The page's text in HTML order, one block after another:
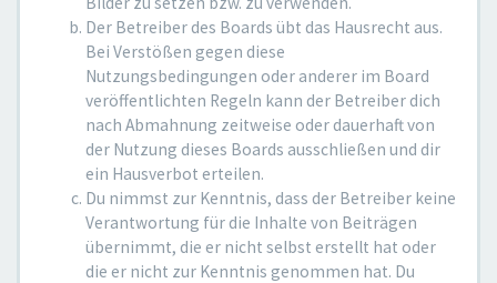
Der Betreiber des Boards übt das Hausrecht aus.
Bei Verstößen gegen diese
Nutzungsbedingungen oder anderer im Board
veröffentlichten Regeln kann der Betreiber dich
nach Abmahnung zeitweise oder dauerhaft von
der Nutzung dieses Boards ausschließen und dir
ein Hausverbot erteilen.
Du nimmst zur Kenntnis, dass der Betreiber keine
Verantwortung für die Inhalte von Beiträgen
übernimmt, die er nicht selbst erstellt hat oder
die er nicht zur Kenntnis genommen hat. Du